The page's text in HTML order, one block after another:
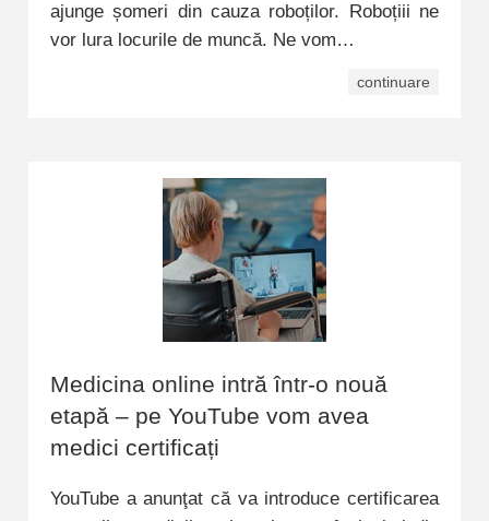
ajunge șomeri din cauza roboților. Roboțiii ne
vor lura locurile de muncă. Ne vom…
continuare
Medicina online intră într-o nouă
etapă – pe YouTube vom avea
medici certificați
YouTube a anunţat că va introduce certificarea